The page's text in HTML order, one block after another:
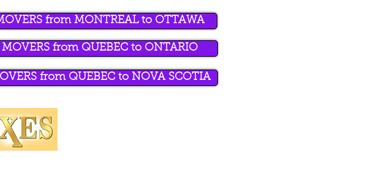
from MONTREAL to OTTAWA
MOVERS from QUEBEC to ONTARIO
from QUEBEC to NOVA SCOTIA